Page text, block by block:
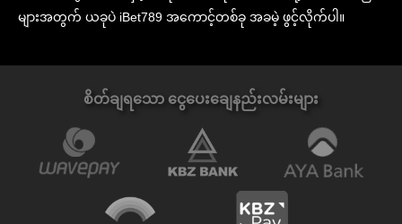
များအတွက် ယခုပဲ iBet789 အကောင့်တစ်ခု အခမဲ့ ဖွင့်လိုက်ပါ။
စိတ်ချရသော ငွေပေးချေနည်းလမ်းများ